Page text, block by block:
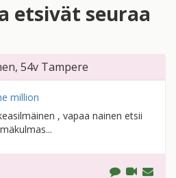
etsivät seuraa
, 54v Tampere
, vapaa nainen etsii